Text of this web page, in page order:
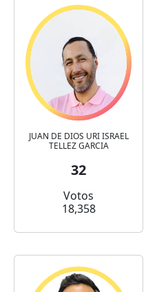
JUAN DE DIOS URI ISRAEL
TELLEZ GARCIA
32
Votos
18,358